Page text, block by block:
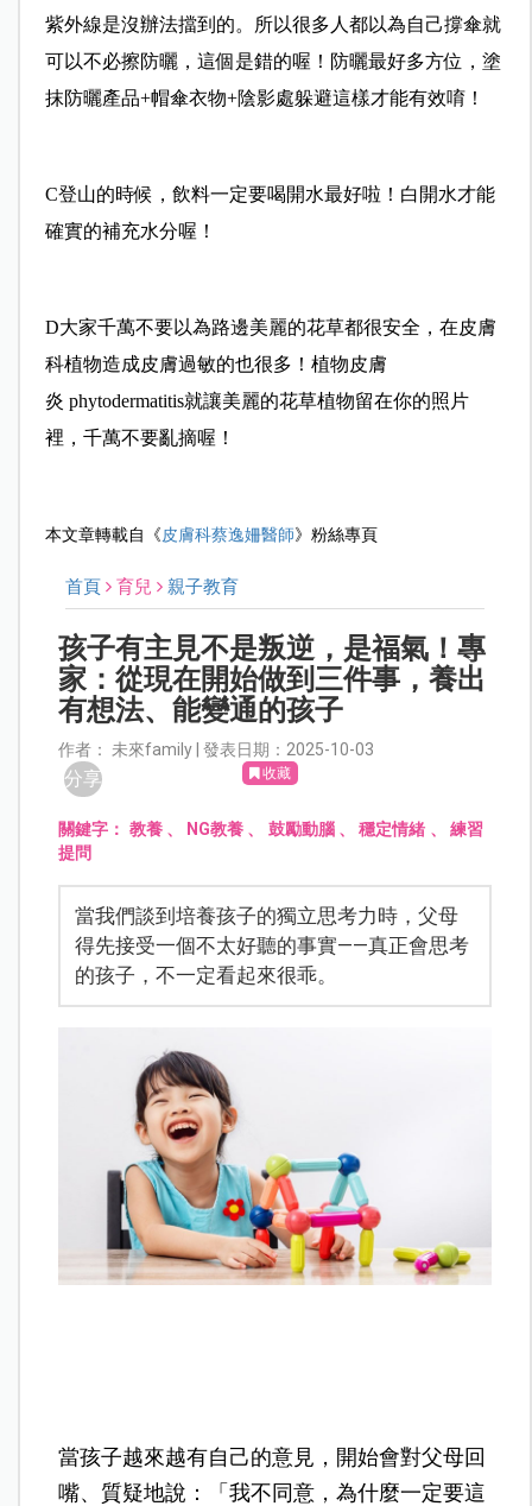
紫外線是沒辦法擋到的。所以很多人都以為自己撐傘就
可以不必擦防曬，這個是錯的喔！防曬最好多方位，塗
抹防曬產品+帽傘衣物+陰影處躲避這樣才能有效唷！
C登山的時候，飲料一定要喝開水最好啦！白開水才能
確實的補充水分喔！
D大家千萬不要以為路邊美麗的花草都很安全，在皮膚
科植物造成皮膚過敏的也很多！植物皮膚
炎 phytodermatitis就讓美麗的花草植物留在你的照片
裡，千萬不要亂摘喔！
本文章轉載自《皮膚科蔡逸姍醫師》粉絲專頁
首頁 育兒 親子教育
孩子有主見不是叛逆，是福氣！專
家：從現在開始做到三件事，養出
有想法、能變通的孩子
作者： 未來family | 發表日期：2025-10-03
分享 收藏
關鍵字： 教養、 NG教養 、 鼓勵動腦、穩定情緒 、 練習
提問
當我們談到培養孩子的獨立思考力時，父母
得先接受一個不太好聽的事實——真正會思考
的孩子，不一定看起來很乖。
當孩子越來越有自己的意見，開始會對父母回
嘴、質疑地說：「我不同意，為什麼一定要這